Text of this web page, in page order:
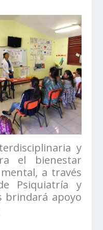
y
el bienestar
a través
Psiquiatría y
brindará apoyo